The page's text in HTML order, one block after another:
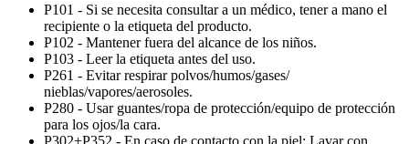
P101 - Si se necesita consultar a un médico, tener a mano el
recipiente o la etiqueta del producto.
P102 - Mantener fuera del alcance de los niños.
P103 - Leer la etiqueta antes del uso.
P261 - Evitar respirar polvos/humos/gases/
nieblas/vapores/aerosoles.
P280 - Usar guantes/ropa de protección/equipo de protección
para los ojos/la cara.
P302+P352 - En caso de contacto con la piel: Lavar con